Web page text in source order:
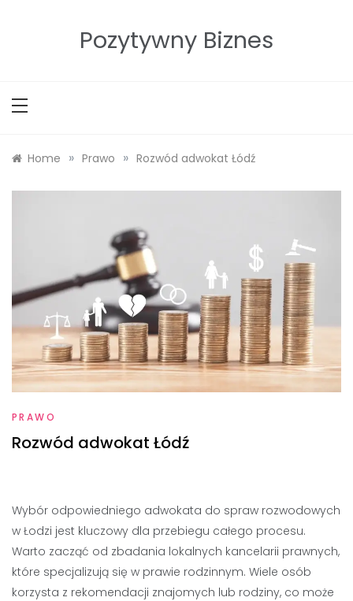
Pozytywny Biznes
Home » Prawo » Rozwód adwokat Łódź
PRAWO
Rozwód adwokat Łódź
Wybór odpowiedniego adwokata do spraw rozwodowych
w Łodzi jest kluczowy dla przebiegu całego procesu.
Warto zacząć od zbadania lokalnych kancelarii prawnych,
które specjalizują się w prawie rodzinnym. Wiele osób
korzysta z rekomendacji znajomych lub rodziny, co może